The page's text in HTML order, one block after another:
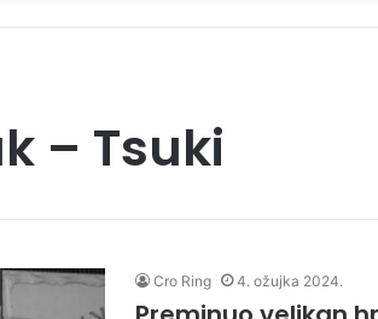
– Tsuki
Cro Ring 4. ožujka 2024.